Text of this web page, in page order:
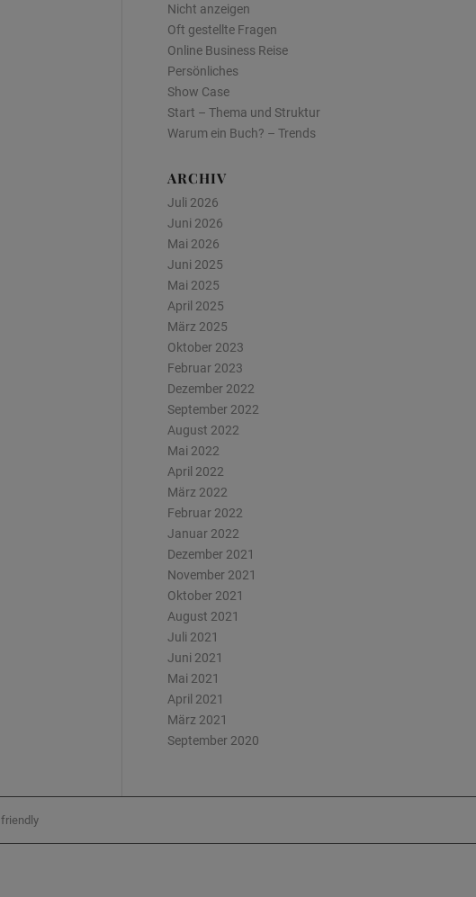
Nicht anzeigen
Oft gestellte Fragen
Online Business Reise
Persönliches
Show Case
Start – Thema und Struktur
Warum ein Buch? – Trends
ARCHIV
Juli 2026
Juni 2026
Mai 2026
Juni 2025
Mai 2025
April 2025
März 2025
Oktober 2023
Februar 2023
Dezember 2022
September 2022
August 2022
Mai 2022
April 2022
März 2022
Februar 2022
Januar 2022
Dezember 2021
November 2021
Oktober 2021
August 2021
Juli 2021
Juni 2021
Mai 2021
April 2021
März 2021
September 2020
friendly